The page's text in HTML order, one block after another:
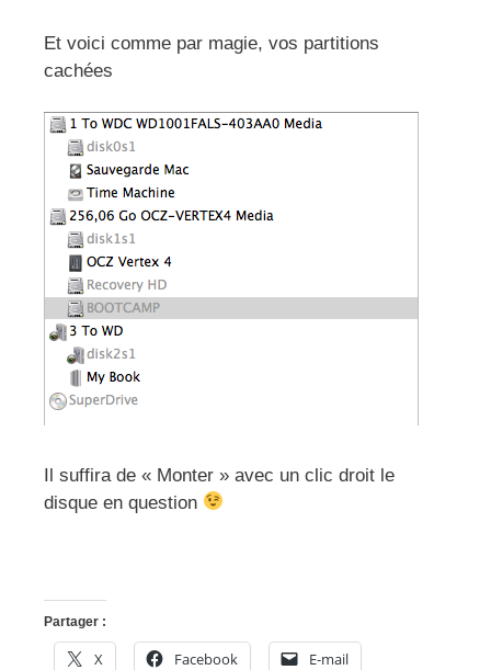
Et voici comme par magie, vos partitions
cachées
Il suffira de « Monter » avec un clic droit le
disque en question
Partager :
X Facebook E-mail